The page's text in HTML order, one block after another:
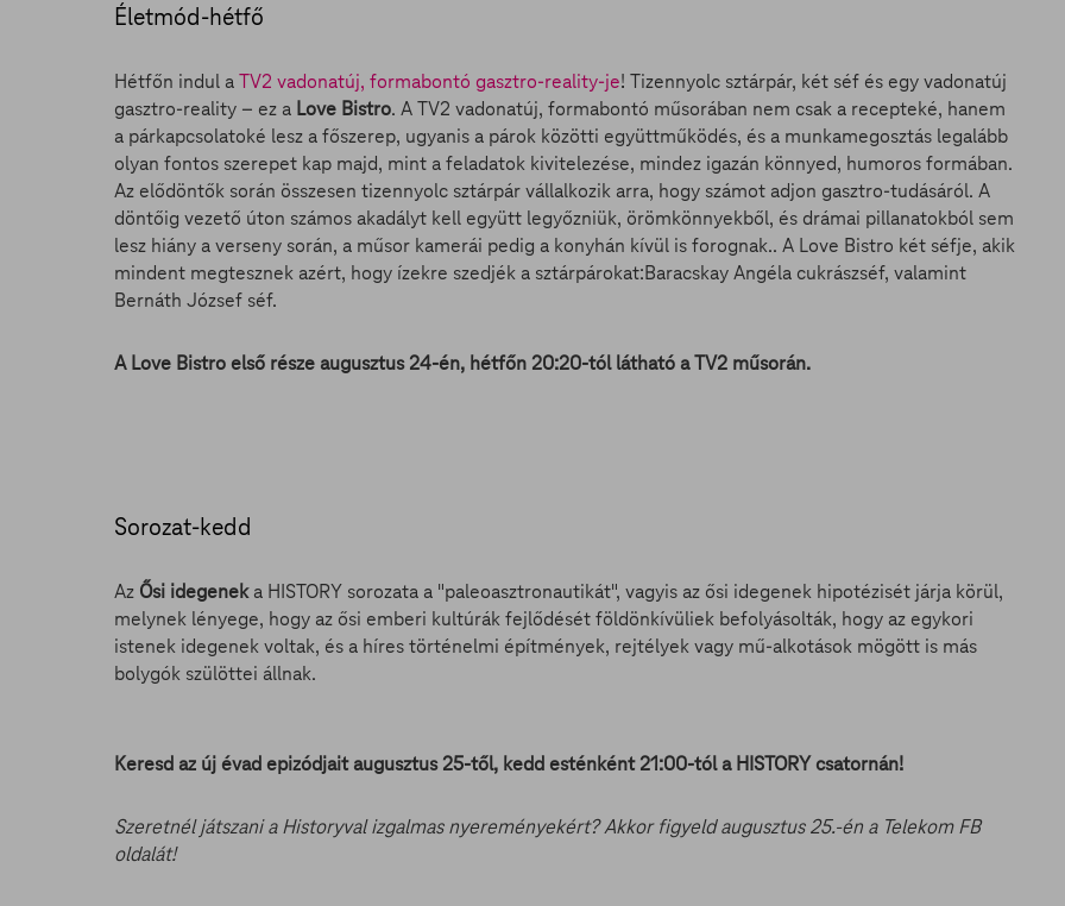
Életmód-hétfő
Hétfőn indul aTV2 vadonatúj, formabontó gasztro-reality-je! Tizennyolc sztárpár, két séf és egy vadonatúj
gasztro-reality – ez a Love Bistro. A TV2 vadonatúj, formabontó műsorában nem csak a recepteké, hanem
a párkapcsolatoké lesz a főszerep, ugyanis a párok közötti együttműködés, és a munkamegosztás legalább
olyan fontos szerepet kap majd, mint a feladatok kivitelezése, mindez igazán könnyed, humoros formában.
Az elődöntők során összesen tizennyolc sztárpár vállalkozik arra, hogy számot adjon gasztro-tudásáról. A
döntőig vezető úton számos akadályt kell együtt legyőzniük, örömkönnyekből, és drámai pillanatokból sem
lesz hiány a verseny során, a műsor kamerái pedig a konyhán kívül is forognak.. A Love Bistro két séfje, akik
mindent megtesznek azért, hogy ízekre szedjék a sztárpárokat:Baracskay Angéla cukrászséf, valamint
Bernáth József séf.
A Love Bistro első része augusztus 24-én, hétfőn 20:20-tól látható a TV2 műsorán.
Sorozat-kedd
Az Ősi idegeneka HISTORY sorozata a "paleoasztronautikát", vagyis az ősi idegenek hipotézisét járja körül,
melynek lényege, hogy az ősi emberi kultúrák fejlődését földönkívüliek befolyásolták, hogy az egykori
istenek idegenek voltak, és a híres történelmi építmények, rejtélyek vagy mű-alkotások mögött is más
bolygók szülöttei állnak.
Keresd az új évad epizódjait augusztus 25-től, kedd esténként 21:00-tól a HISTORY csatornán!
Szeretnél játszani a Historyval izgalmas nyereményekért? Akkor figyeld augusztus 25.-én a Telekom FB
oldalát!